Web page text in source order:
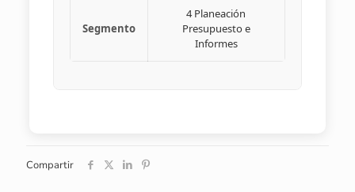
Segmento
4 Planeación
Presupuesto e
Informes
Compartir